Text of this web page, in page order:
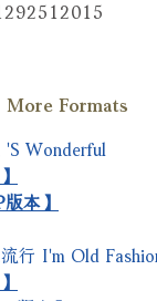
Formats
Wonderful
本】
行 I'm Old